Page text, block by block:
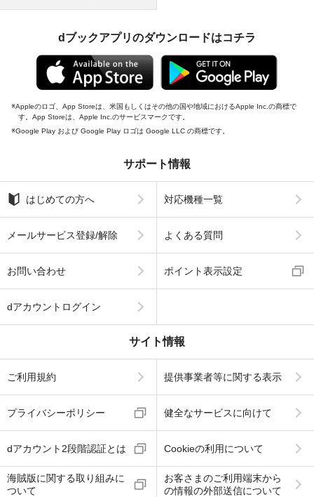
dブックアプリのダウンロードはコチラ
Appleのロゴ、App Storeは、米国もしくはその他の国や地域におけるApple Inc.の商標で
す。App Storeは、Apple Inc.のサービスマークです。
Google Play および Google Play ロゴは Google LLC の商標です。
サポート情報
はじめての方へ 対応機種一覧
メールサービス登録/解除 よくある質問
お問い合わせ ポイント表示設定
dアカウントログイン
サイト情報
ご利用規約 提供事業者等に関する表示
プライバシーポリシー 健全なサービスに向けて
dアカウント2段階認証とは Cookieの利用について
海賊版に関する取り組みに
ついて
お客さまのご利用端末から
の情報の外部送信について